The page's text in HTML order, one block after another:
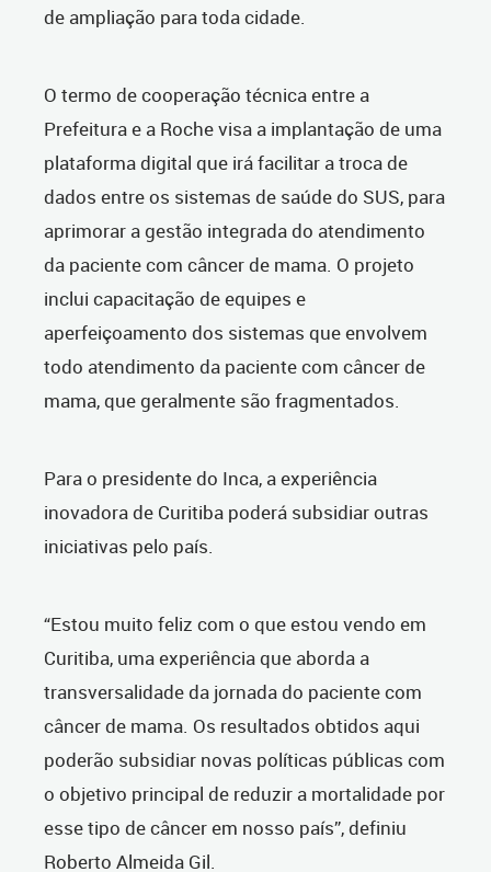
de ampliação para toda cidade.
O termo de cooperação técnica entre a
Prefeitura e a Roche visa a implantação de uma
plataforma digital que irá facilitar a troca de
dados entre os sistemas de saúde do SUS, para
aprimorar a gestão integrada do atendimento
da paciente com câncer de mama. O projeto
inclui capacitação de equipes e
aperfeiçoamento dos sistemas que envolvem
todo atendimento da paciente com câncer de
mama, que geralmente são fragmentados.
Para o presidente do Inca, a experiência
inovadora de Curitiba poderá subsidiar outras
iniciativas pelo país.
“Estou muito feliz com o que estou vendo em
Curitiba, uma experiência que aborda a
transversalidade da jornada do paciente com
câncer de mama. Os resultados obtidos aqui
poderão subsidiar novas políticas públicas com
o objetivo principal de reduzir a mortalidade por
esse tipo de câncer em nosso país”, definiu
Roberto Almeida Gil.